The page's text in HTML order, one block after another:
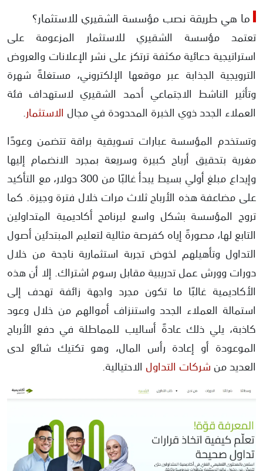
ما هي طريقة نصب مؤسسة الشقيري للاستثمار؟
تعتمد مؤسسة الشقيري للاستثمار المزعومة على
استراتيجية دعائية مكثفة ترتكز على نشر الإعلانات والعروض
الترويجية الجذابة عبر موقعها الإلكتروني، مستغلةً شهرة
وتأثير الناشط الاجتماعي أحمد الشقيري لاستهداف فئة
العملاء الجدد ذوي الخبرة المحدودة في مجال الاستثمار.
وتستخدم المؤسسة عبارات تسويقية براقة تتضمن وعودًا
مغرية بتحقيق أرباح كبيرة وسريعة بمجرد الانضمام إليها
وإيداع مبلغ أولي بسيط يبدأ غالبًا من 300 دولار، مع التأكيد
على مضاعفة هذه الأرباح ثلاث مرات خلال فترة وجيزة. كما
تروج المؤسسة بشكل واسع لبرنامج أكاديمية المتداولين
التابع لها، مصورةً إياه كفرصة مثالية لتعليم المبتدئين أصول
التداول وتأهيلهم لخوض تجربة استثمارية ناجحة من خلال
دورات وورش عمل تدريبية مقابل رسوم اشتراك. إلا أن هذه
الأكاديمية غالبًا ما تكون مجرد واجهة زائفة تهدف إلى
استمالة العملاء الجدد واستنزاف أموالهم من خلال وعود
كاذبة، يلي ذلك عادةً أساليب للمماطلة في دفع الأرباح
الموعودة أو إعادة رأس المال، وهو تكتيك شائع لدى
العديد من شركات التداول الاحتيالية.